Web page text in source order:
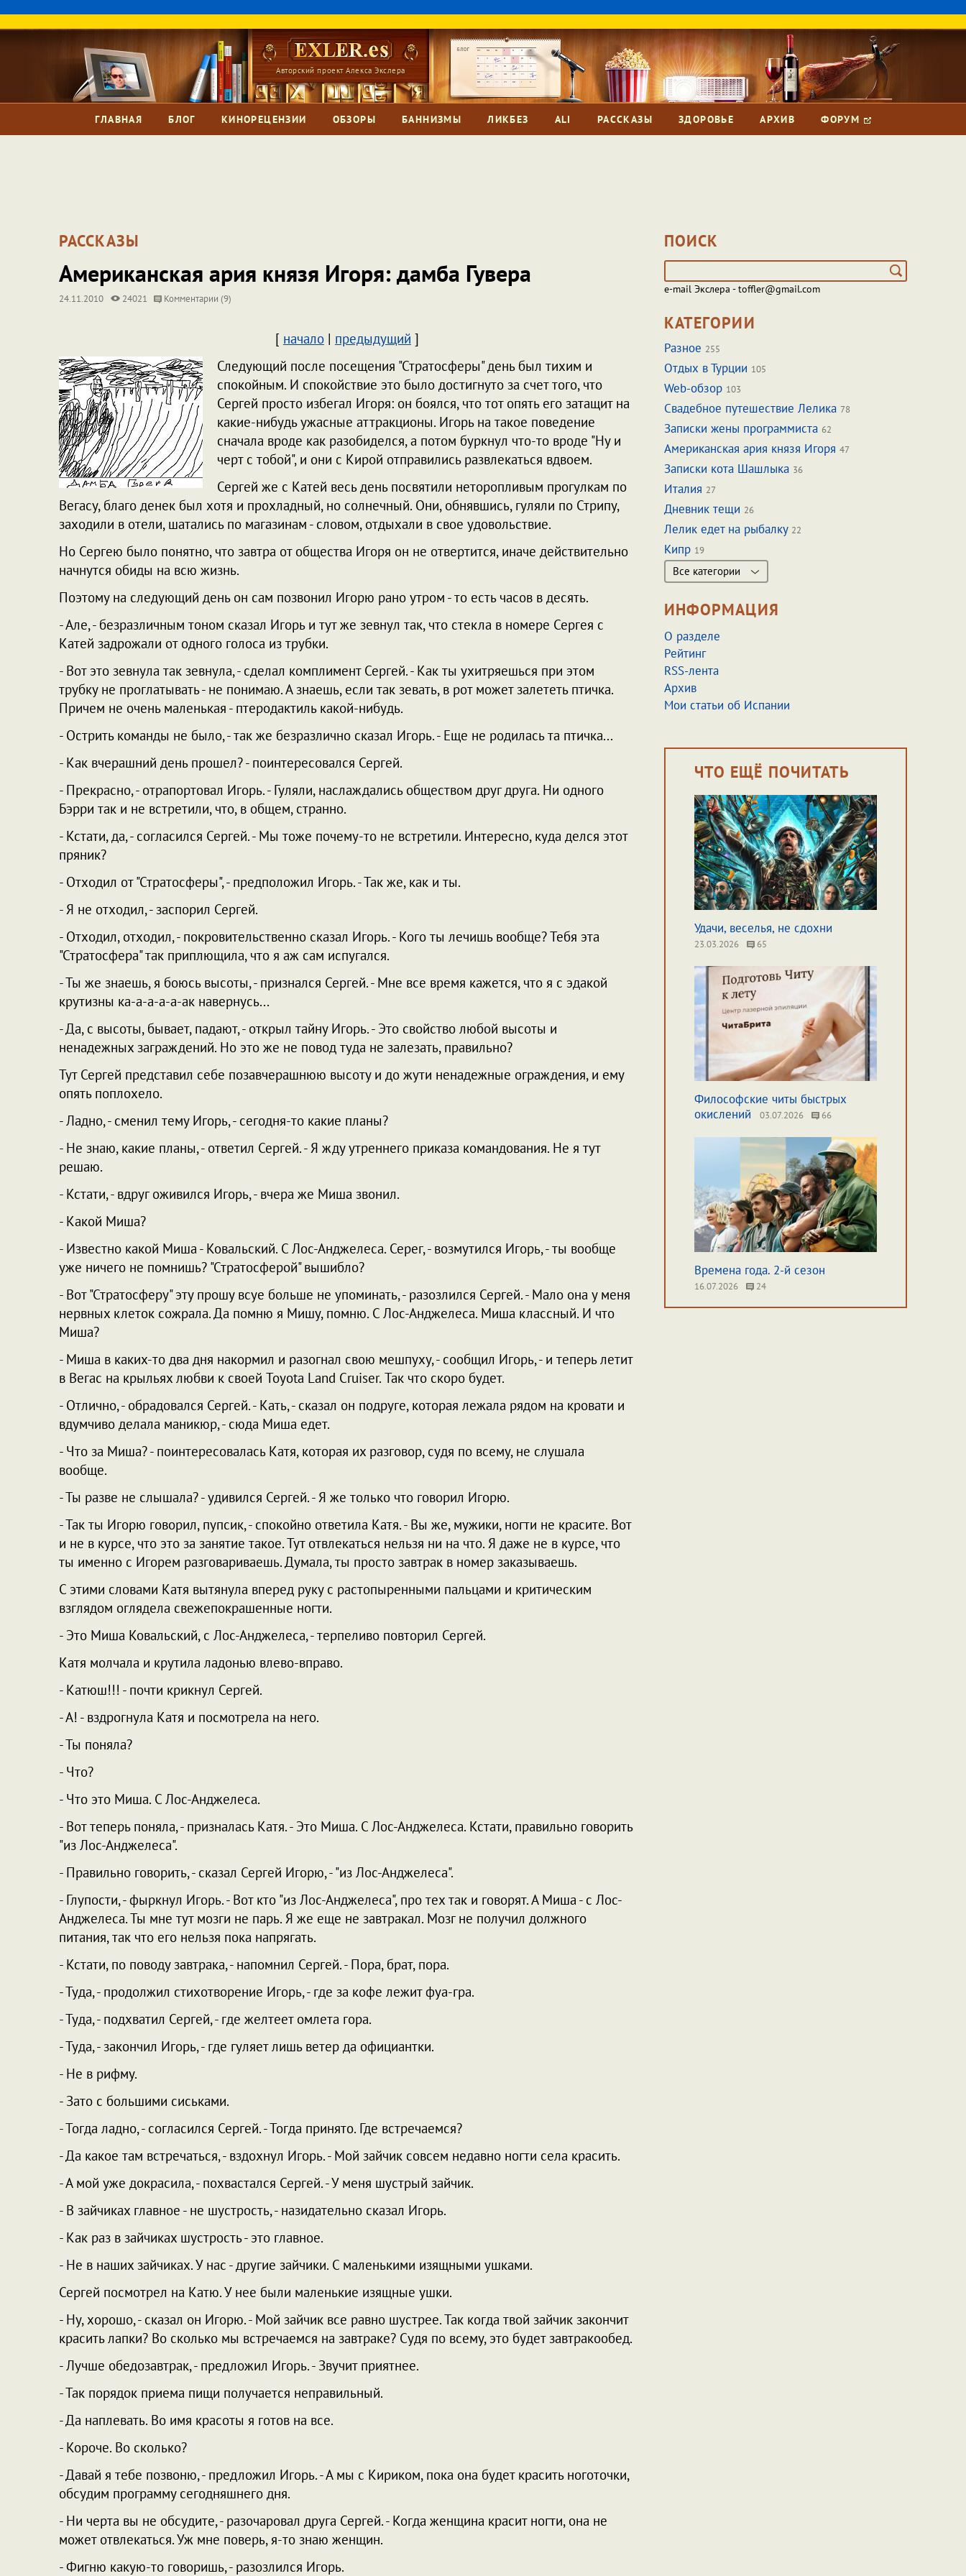
Авторский проект Алекса Экслера
ГЛАВНАЯ БЛОГ КИНОРЕЦЕНЗИИ ОБЗОРЫ БАННИЗМЫ ЛИКБЕЗ ALI РАССКАЗЫ ЗДОРОВЬЕ АРХИВ ФОРУМ
РАССКАЗЫ
Американская ария князя Игоря: дамба Гувера
24.11.2010 24021 Комментарии (9)
[ начало| предыдущий ]
Следующий после посещения "Стратосферы" день был тихим и
спокойным. И спокойствие это было достигнуто за счет того, что
Сергей просто избегал Игоря: он боялся, что тот опять его затащит на
какие-нибудь ужасные аттракционы. Игорь на такое поведение
сначала вроде как разобиделся, а потом буркнул что-то вроде "Ну и
черт с тобой", и они с Кирой отправились развлекаться вдвоем.
Сергей же с Катей весь день посвятили неторопливым прогулкам по
Вегасу, благо денек был хотя и прохладный, но солнечный. Они, обнявшись, гуляли по Стрипу,
заходили в отели, шатались по магазинам - словом, отдыхали в свое удовольствие.
Но Сергею было понятно, что завтра от общества Игоря он не отвертится, иначе действительно
начнутся обиды на всю жизнь.
Поэтому на следующий день он сам позвонил Игорю рано утром - то есть часов в десять.
- Але, - безразличным тоном сказал Игорь и тут же зевнул так, что стекла в номере Сергея с
Катей задрожали от одного голоса из трубки.
- Вот это зевнула так зевнула, - сделал комплимент Сергей. - Как ты ухитряешься при этом
трубку не проглатывать - не понимаю. А знаешь, если так зевать, в рот может залететь птичка.
Причем не очень маленькая - птеродактиль какой-нибудь.
- Острить команды не было, - так же безразлично сказал Игорь. - Еще не родилась та птичка...
- Как вчерашний день прошел? - поинтересовался Сергей.
- Прекрасно, - отрапортовал Игорь. - Гуляли, наслаждались обществом друг друга. Ни одного
Бэрри так и не встретили, что, в общем, странно.
- Кстати, да, - согласился Сергей. - Мы тоже почему-то не встретили. Интересно, куда делся этот
пряник?
- Отходил от "Стратосферы", - предположил Игорь. - Так же, как и ты.
- Я не отходил, - заспорил Сергей.
- Отходил, отходил, - покровительственно сказал Игорь. - Кого ты лечишь вообще? Тебя эта
"Стратосфера" так приплющила, что я аж сам испугался.
- Ты же знаешь, я боюсь высоты, - признался Сергей. - Мне все время кажется, что я с эдакой
крутизны ка-а-а-а-а-ак навернусь...
- Да, с высоты, бывает, падают, - открыл тайну Игорь. - Это свойство любой высоты и
ненадежных заграждений. Но это же не повод туда не залезать, правильно?
Тут Сергей представил себе позавчерашнюю высоту и до жути ненадежные ограждения, и ему
опять поплохело.
- Ладно, - сменил тему Игорь, - сегодня-то какие планы?
- Не знаю, какие планы, - ответил Сергей. - Я жду утреннего приказа командования. Не я тут
решаю.
- Кстати, - вдруг оживился Игорь, - вчера же Миша звонил.
- Какой Миша?
- Известно какой Миша - Ковальский. С Лос-Анджелеса. Серег, - возмутился Игорь, - ты вообще
уже ничего не помнишь? "Стратосферой" вышибло?
- Вот "Стратосферу" эту прошу всуе больше не упоминать, - разозлился Сергей. - Мало она у меня
нервных клеток сожрала. Да помню я Мишу, помню. С Лос-Анджелеса. Миша классный. И что
Миша?
- Миша в каких-то два дня накормил и разогнал свою мешпуху, - сообщил Игорь, - и теперь летит
в Вегас на крыльях любви к своей Toyota Land Cruiser. Так что скоро будет.
- Отлично, - обрадовался Сергей. - Кать, - сказал он подруге, которая лежала рядом на кровати и
вдумчиво делала маникюр, - сюда Миша едет.
- Что за Миша? - поинтересовалась Катя, которая их разговор, судя по всему, не слушала
вообще.
- Ты разве не слышала? - удивился Сергей. - Я же только что говорил Игорю.
- Так ты Игорю говорил, пупсик, - спокойно ответила Катя. - Вы же, мужики, ногти не красите. Вот
и не в курсе, что это за занятие такое. Тут отвлекаться нельзя ни на что. Я даже не в курсе, что
ты именно с Игорем разговариваешь. Думала, ты просто завтрак в номер заказываешь.
С этими словами Катя вытянула вперед руку с растопыренными пальцами и критическим
взглядом оглядела свежепокрашенные ногти.
- Это Миша Ковальский, с Лос-Анджелеса, - терпеливо повторил Сергей.
Катя молчала и крутила ладонью влево-вправо.
- Катюш!!! - почти крикнул Сергей.
- А! - вздрогнула Катя и посмотрела на него.
- Ты поняла?
- Что?
- Что это Миша. С Лос-Анджелеса.
- Вот теперь поняла, - призналась Катя. - Это Миша. С Лос-Анджелеса. Кстати, правильно говорить
"из Лос-Анджелеса".
- Правильно говорить, - сказал Сергей Игорю, - "из Лос-Анджелеса".
- Глупости, - фыркнул Игорь. - Вот кто "из Лос-Анджелеса", про тех так и говорят. А Миша - с Лос-
Анджелеса. Ты мне тут мозги не парь. Я же еще не завтракал. Мозг не получил должного
питания, так что его нельзя пока напрягать.
- Кстати, по поводу завтрака, - напомнил Сергей. - Пора, брат, пора.
- Туда, - продолжил стихотворение Игорь, - где за кофе лежит фуа-гра.
- Туда, - подхватил Сергей, - где желтеет омлета гора.
- Туда, - закончил Игорь, - где гуляет лишь ветер да официантки.
- Не в рифму.
- Зато с большими сиськами.
- Тогда ладно, - согласился Сергей. - Тогда принято. Где встречаемся?
- Да какое там встречаться, - вздохнул Игорь. - Мой зайчик совсем недавно ногти села красить.
- А мой уже докрасила, - похвастался Сергей. - У меня шустрый зайчик.
- В зайчиках главное - не шустрость, - назидательно сказал Игорь.
- Как раз в зайчиках шустрость - это главное.
- Не в наших зайчиках. У нас - другие зайчики. С маленькими изящными ушками.
Сергей посмотрел на Катю. У нее были маленькие изящные ушки.
- Ну, хорошо, - сказал он Игорю. - Мой зайчик все равно шустрее. Так когда твой зайчик закончит
красить лапки? Во сколько мы встречаемся на завтраке? Судя по всему, это будет завтракообед.
- Лучше обедозавтрак, - предложил Игорь. - Звучит приятнее.
- Так порядок приема пищи получается неправильный.
- Да наплевать. Во имя красоты я готов на все.
- Короче. Во сколько?
- Давай я тебе позвоню, - предложил Игорь. - А мы с Кириком, пока она будет красить ноготочки,
обсудим программу сегодняшнего дня.
- Ни черта вы не обсудите, - разочаровал друга Сергей. - Когда женщина красит ногти, она не
может отвлекаться. Уж мне поверь, я-то знаю женщин.
- Фигню какую-то говоришь, - разозлился Игорь.
ПОИСК
e-mail Экслера - toffler@gmail.com
КАТЕГОРИИ
Разное 255
Отдых в Турции 105
Web-обзор 103
Свадебное путешествие Лелика 78
Записки жены программиста 62
Американская ария князя Игоря 47
Записки кота Шашлыка 36
Италия 27
Дневник тещи 26
Лелик едет на рыбалку 22
Кипр 19
Все категории
ИНФОРМАЦИЯ
О разделе
Рейтинг
RSS-лента
Архив
Мои статьи об Испании
ЧТО ЕЩЁ ПОЧИТАТЬ
Удачи, веселья, не сдохни
23.03.2026 65
Философские читы быстрых
окислений
03.07.2026 66
Времена года. 2-й сезон
16.07.2026 24